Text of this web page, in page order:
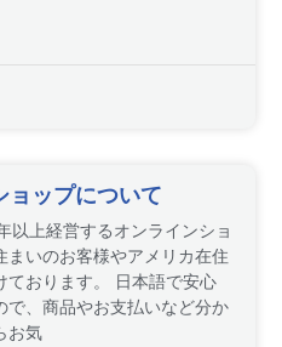
ョップについて
以上経営するオンラインショ
まいのお客様やアメリカ在住
ております。 日本語で安心
で、商品やお支払いなど分か
お気